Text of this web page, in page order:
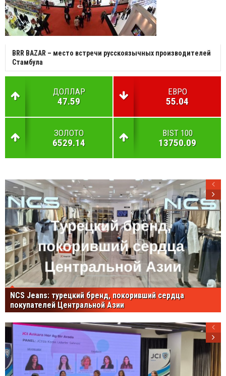
BRR BAZAR – место встречи русскоязычных производителей
Стамбула
ДОЛЛАР
47.59
ЕВРО
55.04
ЗОЛОТО
6529.14
BIST 100
13750.09
NCS Jeans: турецкий бренд, покоривший сердца
покупателей Центральной Азии